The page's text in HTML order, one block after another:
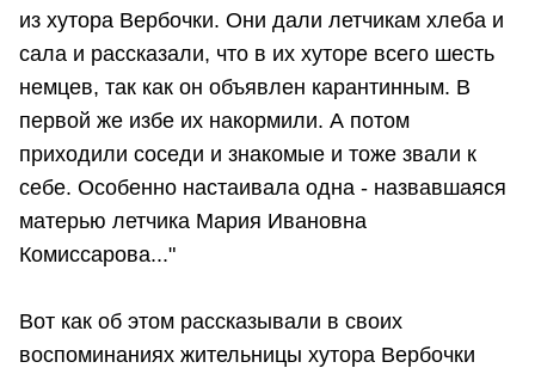
из хутора Вербочки. Они дали летчикам хлеба и
сала и рассказали, что в их хуторе всего шесть
немцев, так как он объявлен карантинным. В
первой же избе их накормили. А потом
приходили соседи и знакомые и тоже звали к
себе. Особенно настаивала одна - назвавшаяся
матерью летчика Мария Ивановна
Комиссарова..."
Вот как об этом рассказывали в своих
воспоминаниях жительницы хутора Вербочки